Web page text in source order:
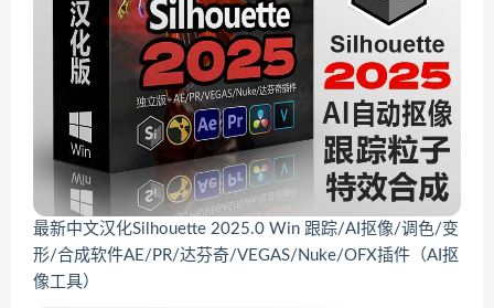
最新中文汉化Silhouette 2025.0 Win 跟踪/AI抠像/调色/变
形/合成软件AE/PR/达芬奇/VEGAS/Nuke/OFX插件（AI抠
像工具）